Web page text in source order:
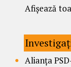
Afișează
Alianța